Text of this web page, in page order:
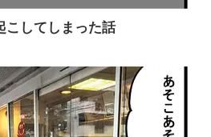
こしてしまった話